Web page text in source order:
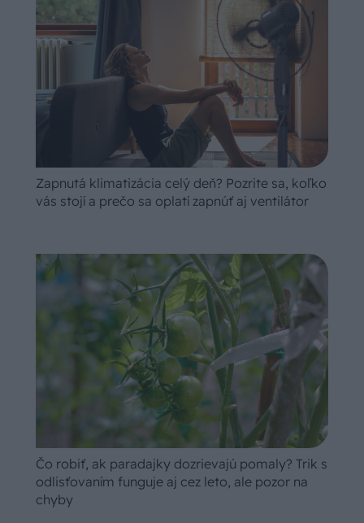
Zapnutá klimatizácia celý deň? Pozrite sa, koľko
vás stojí a prečo sa oplatí zapnúť aj ventilátor
Čo robiť, ak paradajky dozrievajú pomaly? Trik s
odlisťovaním funguje aj cez leto, ale pozor na
chyby